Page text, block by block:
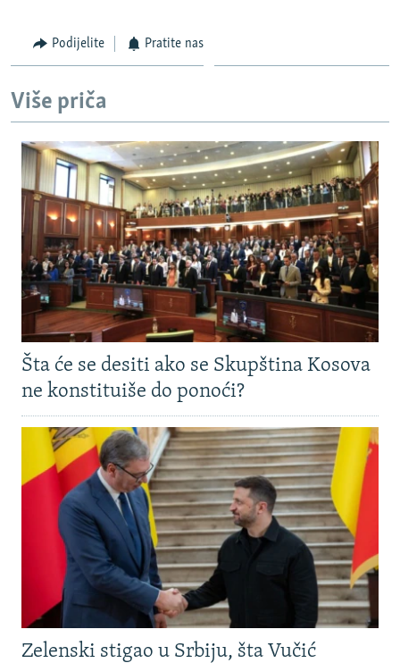
Podijelite Pratite nas
Više priča
Šta će se desiti ako se Skupština Kosova
ne konstituiše do ponoći?
Zelenski stigao u Srbiju, šta Vučić